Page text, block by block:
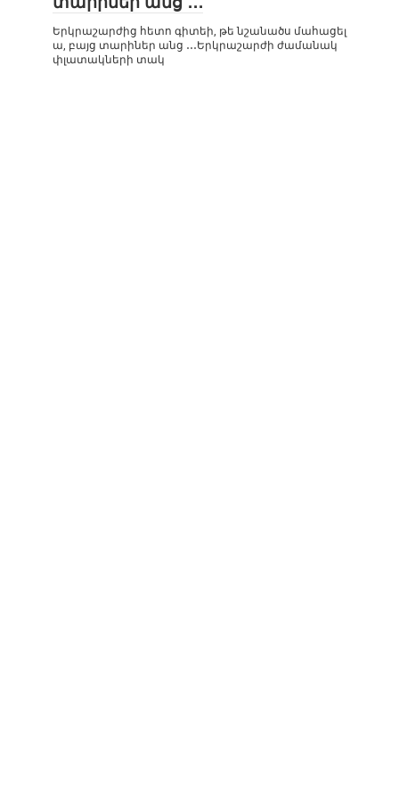
Երկրաշարժից հետո գիտեի, թե նշանածս մահացել
ա, բայց տարիներ անց ․․․Երկրաշարժի ժամանակ
փլատակների տակ